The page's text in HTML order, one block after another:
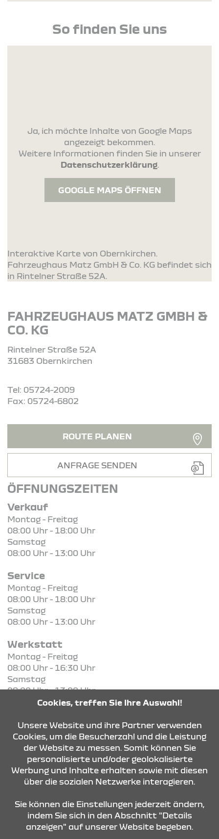
So finden Sie uns
Ja, ich möchte Inhalte von Google Maps
angezeigt bekommen.
Weitere Informationen finden Sie in unserer
Datenschutzerklärung.
GOOGLE MAPS ÖFFNEN
Interaktive Karte von Obernkirchen.
Fahrzeughaus Matz GmbH & Co. KG befindet sich
in Rintelner Straße 52A.
FAHRZEUGHAUS MATZ GMBH &
CO. KG
Rintelner Straße 52A
31683 Obernkirchen
Tel: 05724-2009
Fax: 05724-6802
ROUTE PLANEN
ANFRAGE SENDEN
ÖFFNUNGSZEITEN
Verkauf
Montag - Freitag
08:00 Uhr - 18:00 Uhr
Samstag
08:00 Uhr - 13:00 Uhr
Service
Montag - Freitag
08:00 Uhr - 18:00 Uhr
Samstag
08:00 Uhr - 13:00 Uhr
Werkstatt
Montag - Freitag
08:00 Uhr - 16:30 Uhr
Samstag
08:00 Uhr - 13:00 Uhr
KONTAKT & ANFAHRT
ÖFFNUNGSZEITEN
STANDORTE
Cookies, treffen Sie Ihre Auswahl!
Unsere Website und ihre Partner verwenden
Cookies, um die Besucherzahl und die Leistung
der Website zu messen. Somit können Sie
personalisierte und/oder geolokalisierte
Werbung und Inhalte erhalten sowie mit diesen
über die sozialen Netzwerke interagieren.
Sie können die Einstellungen jederzeit ändern,
indem Sie sich in den Abschnitt "Details
anzeigen" auf unserer Website begeben.